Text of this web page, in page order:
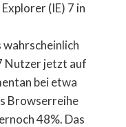
(IE) 7 in
Nutzer jetzt auf
bei etwa
Browserreihe
48%. Das